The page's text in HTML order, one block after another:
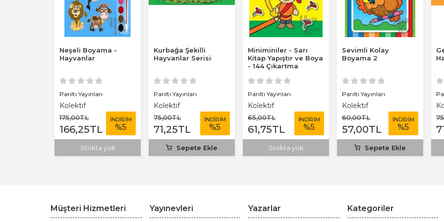
Neşeli Boyama -
Hayvanlar
Parıltı Yayınları
Kolektif
175,00TL
166,25TL
İNDİRİM
%5
Stokta yok
Kurbağa Şekilli
Hayvanlar Serisi
Parıltı Yayınları
Kolektif
75,00TL
71,25TL
İNDİRİM
%5
Sepete Ekle
Miniminiler - Sarı
Kitap Yapıştır ve Boya
- 144 Çıkartma
Parıltı Yayınları
Kolektif
65,00TL
61,75TL
İNDİRİM
%5
Stokta yok
Sevimli Kolay
Boyama 2
Parıltı Yayınları
Kolektif
60,00TL
57,00TL
İNDİRİM
%5
Sepete Ekle
75
Müşteri Hizmetleri Yayınevleri Yazarlar Kategoriler